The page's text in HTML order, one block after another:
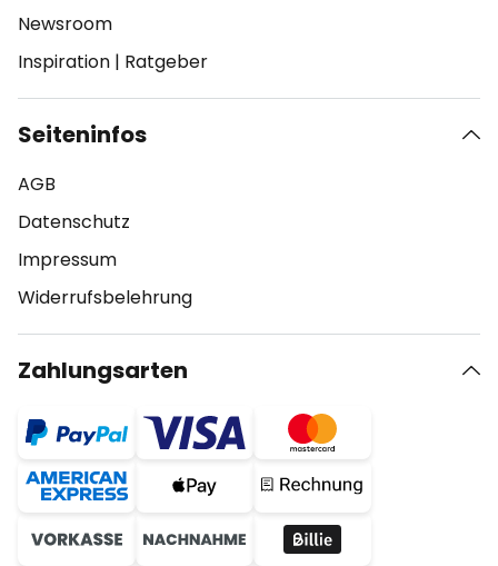
Newsroom
Inspiration | Ratgeber
Seiteninfos
AGB
Datenschutz
Impressum
Widerrufsbelehrung
Zahlungsarten